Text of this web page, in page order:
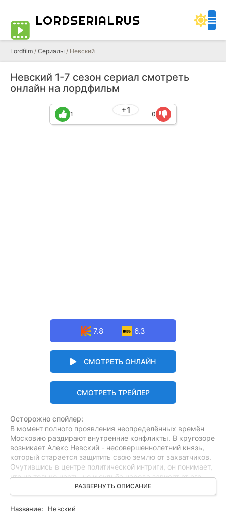
LORDSERIALRUS
Lordfilm / Сериалы / Невский
Невский 1-7 сезон сериал смотреть
онлайн на лордфильм
+1
1 0
7.8 6.3
СМОТРЕТЬ ОНЛАЙН
СМОТРЕТЬ ТРЕЙЛЕР
Осторожно спойлер:
В момент полного проявления неопределённых времён
Московию раздирают внутренние конфликты. В кругозоре
возникает Алекс Невский - несовершеннолетний князь,
который старается защитить свою землю от захватчиков.
Очутившись в центре политической интриги, он понимает,
что не только честь, но и судьба народа зависят от его
действий. Сталкиваясь с предательством и
ожесточёнными врагами, Невский старается объединить
размозженные княжества, однако на пути к победе его
РАЗВЕРНУТЬ ОПИСАНИЕ
Название:
Невский